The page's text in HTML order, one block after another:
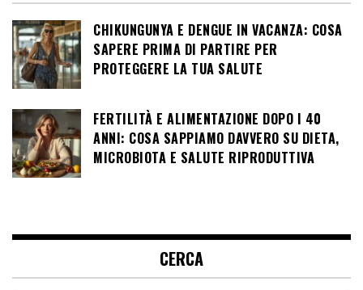
CHIKUNGUNYA E DENGUE IN VACANZA: COSA
SAPERE PRIMA DI PARTIRE PER
PROTEGGERE LA TUA SALUTE
FERTILITÀ E ALIMENTAZIONE DOPO I 40
ANNI: COSA SAPPIAMO DAVVERO SU DIETA,
MICROBIOTA E SALUTE RIPRODUTTIVA
CERCA